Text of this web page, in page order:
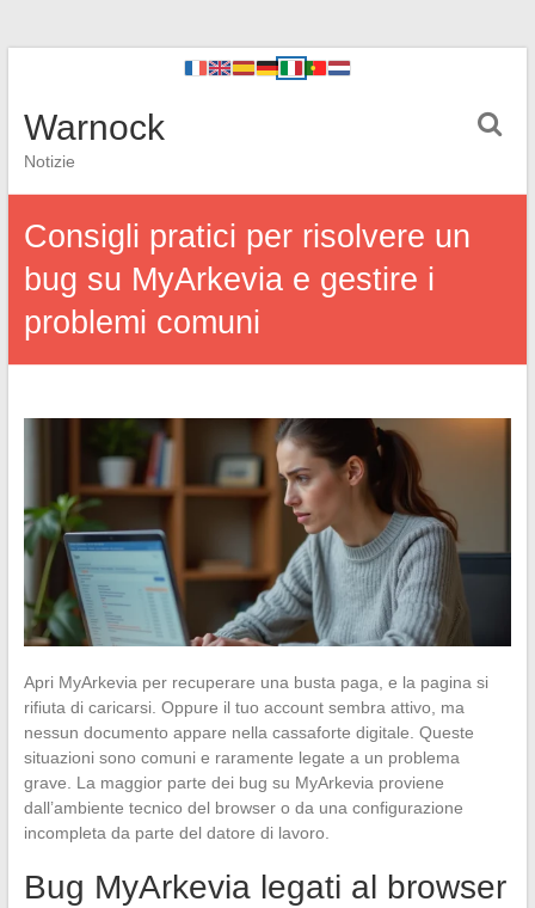
Warnock
Notizie
Consigli pratici per risolvere un
bug su MyArkevia e gestire i
problemi comuni
Apri MyArkevia per recuperare una busta paga, e la pagina si
rifiuta di caricarsi. Oppure il tuo account sembra attivo, ma
nessun documento appare nella cassaforte digitale. Queste
situazioni sono comuni e raramente legate a un problema
grave. La maggior parte dei bug su MyArkevia proviene
dall’ambiente tecnico del browser o da una configurazione
incompleta da parte del datore di lavoro.
Bug MyArkevia legati al browser